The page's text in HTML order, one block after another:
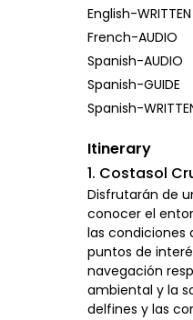
English-WRITTEN
French-AUDIO
Spanish-AUDIO
Spanish-GUIDE
Spanish-
Itinerary
1. Costasol
Disfrutarán de
conocer el
las condiciones
puntos de
navegación
ambiental y la
delfines y las